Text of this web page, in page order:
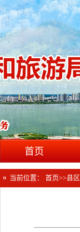
首页
当前位置： 首页>>县